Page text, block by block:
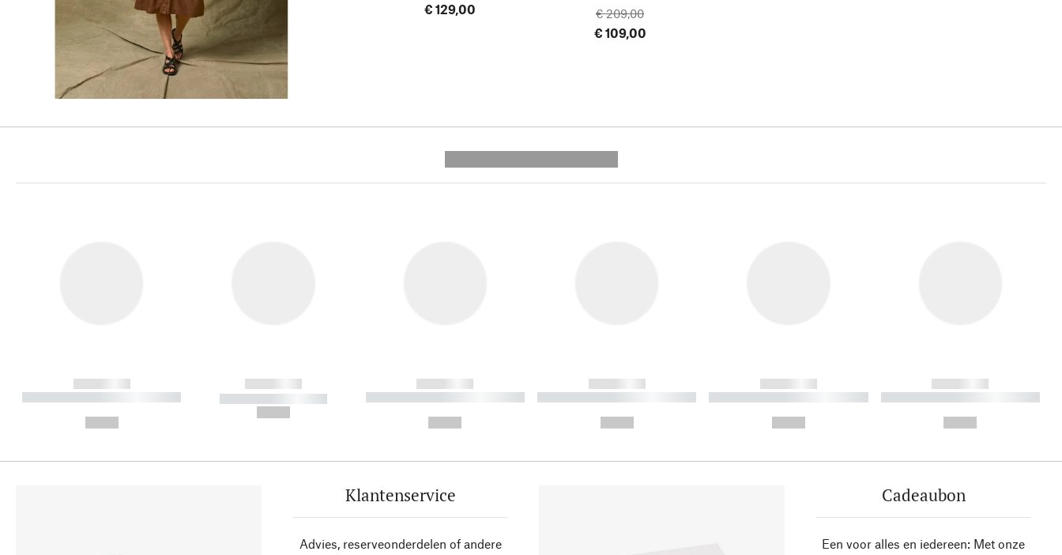
€ 129,00
€ 209,00
€ 109,00
------------
----------- ----------- ----------
------------
----------- -----------
------------
----------- ----------- ----------
------------
----------- ----------- ----------
------------
----------- ----------- ----------
------------
----------- ----------- ----------
Klantenservice
Advies, reserveonderdelen of andere
Cadeaubon
Een voor alles en iedereen: Met onze